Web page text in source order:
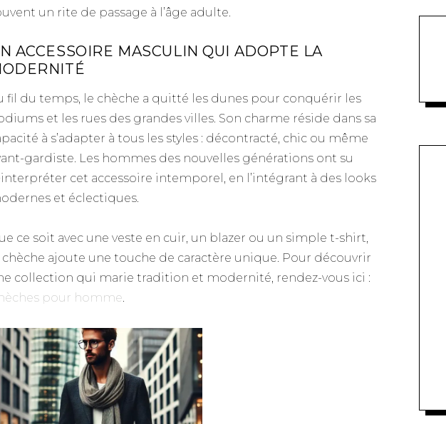
un rite de passage à l’âge adulte.
ACCESSOIRE MASCULIN QUI ADOPTE LA
fil du temps, le chèche a quitté les dunes pour conquérir les
et les rues des grandes villes. Son charme réside dans sa
à s’adapter à tous les styles : décontracté, chic ou même
gardiste. Les hommes des nouvelles générations ont su
cet accessoire intemporel, en l’intégrant à des looks
et éclectiques.
ce soit avec une veste en cuir, un blazer ou un simple t-shirt,
chèche ajoute une touche de caractère unique. Pour découvrir
collection qui marie tradition et modernité, rendez-vous ici :
pour homme.